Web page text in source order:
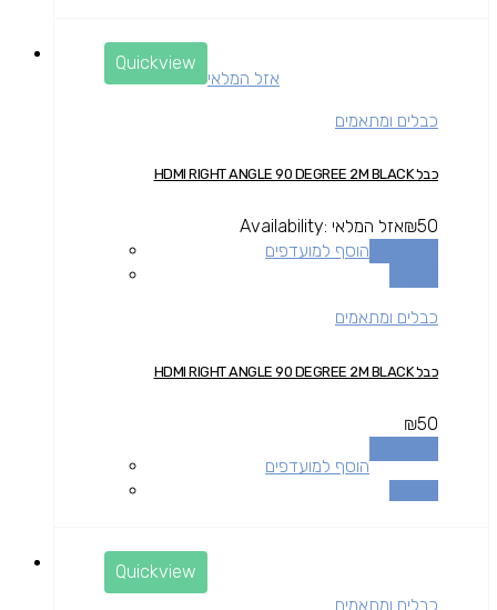
Quickview
אזל המלאי
כבלים ומתאמים
כבל HDMI RIGHT ANGLE 90 DEGREE 2M BLACK
₪50
Availability: אזל המלאי
הוסף למועדפים
כבלים ומתאמים
כבל HDMI RIGHT ANGLE 90 DEGREE 2M BLACK
₪50
הוסף למועדפים
Quickview
כבלים ומתאמים